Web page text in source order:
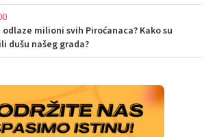
odlaze milioni svih Piroćanaca? Kako su
dušu našeg grada?